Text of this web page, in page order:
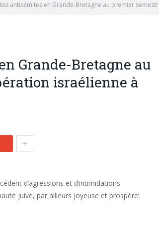
antisémites en Grande-Bretagne au premier
Grande-Bretagne au
israélienne à
+
d’agressions et d’intimidations
juive, par ailleurs joyeuse et prospère’.